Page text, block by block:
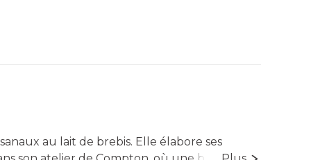
le verger — une belle façon gourmande
d'ici.
au lait de brebis. Elle élabore ses